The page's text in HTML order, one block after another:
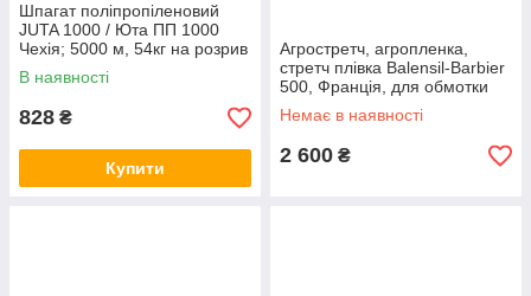
Шпагат поліпропіленовий
JUTA 1000 / Юта ПП 1000
Чехія; 5000 м, 54кг на розрив
з ПДВ
В наявності
828 ₴
Купити
Агростретч, агропленка,
стретч плівка Balensil-Barbier
500, Франція, для обмотки
тюків
Немає в наявності
2 600 ₴